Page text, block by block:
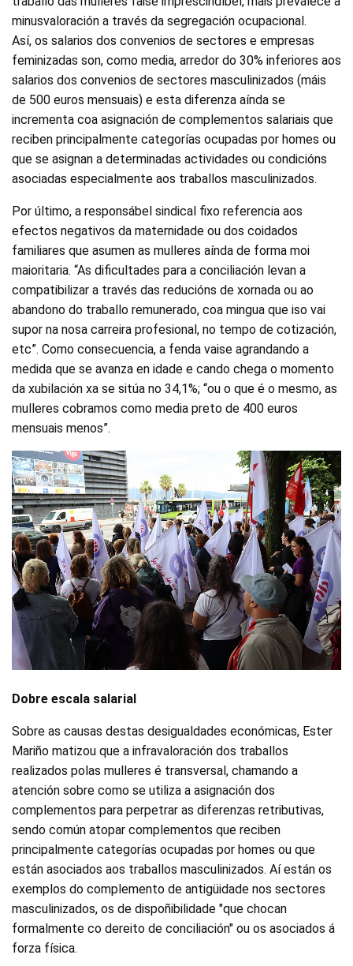
minusvaloración a través da segregación ocupacional.
Así, os salarios dos convenios de sectores e empresas
feminizadas son, como media, arredor do 30% inferiores aos
salarios dos convenios de sectores masculinizados (máis
de 500 euros mensuais) e esta diferenza aínda se
incrementa coa asignación de complementos salariais que
reciben principalmente categorías ocupadas por homes ou
que se asignan a determinadas actividades ou condicións
asociadas especialmente aos traballos masculinizados.
Por último, a responsábel sindical fixo referencia aos
efectos negativos da maternidade ou dos coidados
familiares que asumen as mulleres aínda de forma moi
maioritaria. “As dificultades para a conciliación levan a
compatibilizar a través das reducións de xornada ou ao
abandono do traballo remunerado, coa mingua que iso vai
supor na nosa carreira profesional, no tempo de cotización,
etc”. Como consecuencia, a fenda vaise agrandando a
medida que se avanza en idade e cando chega o momento
da xubilación xa se sitúa no 34,1%; “ou o que é o mesmo, as
mulleres cobramos como media preto de 400 euros
mensuais menos”.
Dobre escala salarial
Sobre as causas destas desigualdades económicas, Ester
Mariño matizou que a infravaloración dos traballos
realizados polas mulleres é transversal, chamando a
atención sobre como se utiliza a asignación dos
complementos para perpetrar as diferenzas retributivas,
sendo común atopar complementos que reciben
principalmente categorías ocupadas por homes ou que
están asociados aos traballos masculinizados. Aí están os
exemplos do complemento de antigüidade nos sectores
masculinizados, os de dispoñibilidade "que chocan
formalmente co dereito de conciliación" ou os asociados á
forza física.